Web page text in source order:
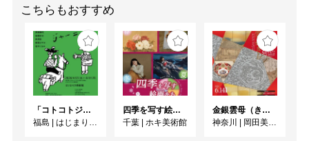
こちらもおすすめ
「コトコトジャーニー」
福島
はじまりの美術館
四季を写す絵画たち
千葉
ホキ美術館
金銀雲母（きら）きら ーかがやきの日本美術ー
神奈川
岡田美術館